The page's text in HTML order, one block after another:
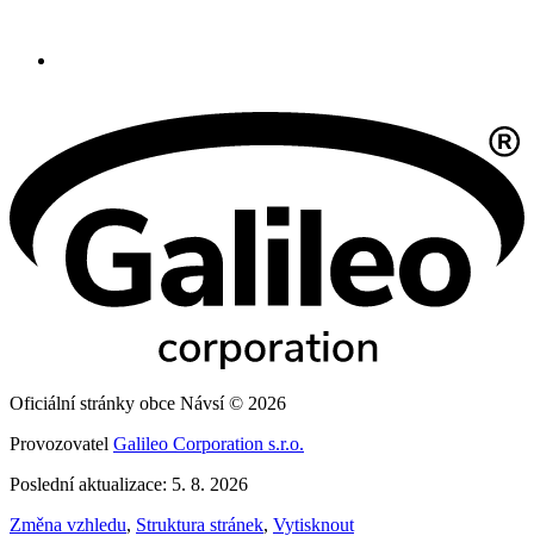
Oficiální stránky obce Návsí © 2026
Provozovatel Galileo Corporation s.r.o.
Poslední aktualizace: 5. 8. 2026
Změna vzhledu, Struktura stránek, Vytisknout